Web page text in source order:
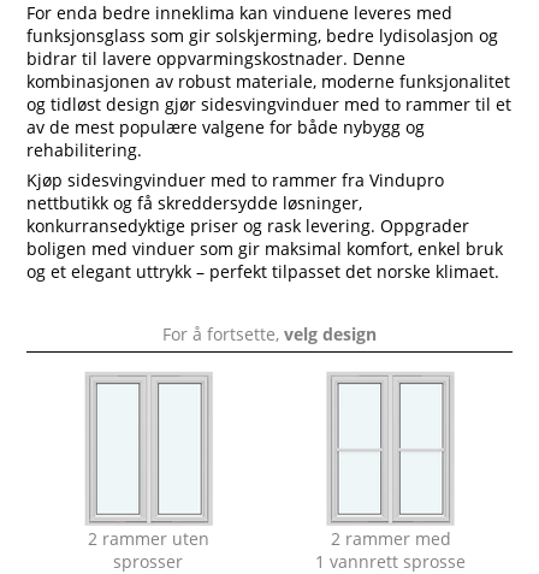
For enda bedre inneklima kan vinduene leveres med
funksjonsglass som gir solskjerming, bedre lydisolasjon og
bidrar til lavere oppvarmingskostnader. Denne
kombinasjonen av robust materiale, moderne funksjonalitet
og tidløst design gjør sidesvingvinduer med to rammer til et
av de mest populære valgene for både nybygg og
rehabilitering.
Kjøp sidesvingvinduer med to rammer fra Vindupro
nettbutikk og få skreddersydde løsninger,
konkurransedyktige priser og rask levering. Oppgrader
boligen med vinduer som gir maksimal komfort, enkel bruk
og et elegant uttrykk – perfekt tilpasset det norske klimaet.
For å fortsette, velg design
2 rammer uten
sprosser
2 rammer med
1 vannrett sprosse